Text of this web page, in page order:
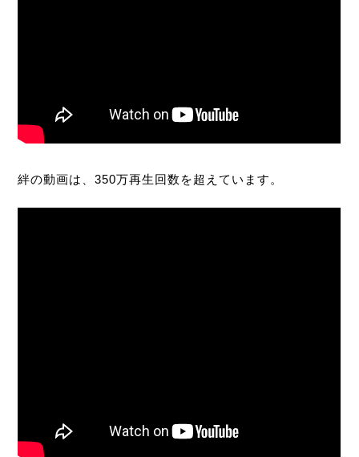
絆の動画は、350万再生回数を超えています。